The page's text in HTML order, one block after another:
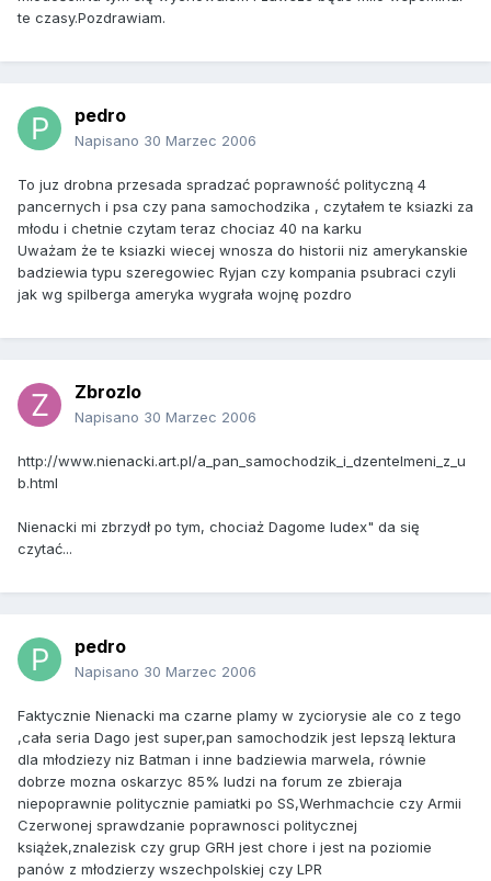
te czasy.Pozdrawiam.
pedro
Napisano 30 Marzec 2006
To juz drobna przesada spradzać poprawność polityczną 4
pancernych i psa czy pana samochodzika , czytałem te ksiazki za
młodu i chetnie czytam teraz chociaz 40 na karku
Uważam że te ksiazki wiecej wnosza do historii niz amerykanskie
badziewia typu szeregowiec Ryjan czy kompania psubraci czyli
jak wg spilberga ameryka wygrała wojnę pozdro
Zbrozlo
Napisano 30 Marzec 2006
http://www.nienacki.art.pl/a_pan_samochodzik_i_dzentelmeni_z_u
b.html
Nienacki mi zbrzydł po tym, chociaż Dagome Iudex" da się
czytać...
pedro
Napisano 30 Marzec 2006
Faktycznie Nienacki ma czarne plamy w zyciorysie ale co z tego
,cała seria Dago jest super,pan samochodzik jest lepszą lektura
dla młodziezy niz Batman i inne badziewia marwela, równie
dobrze mozna oskarzyc 85% ludzi na forum ze zbieraja
niepoprawnie politycznie pamiatki po SS,Werhmachcie czy Armii
Czerwonej sprawdzanie poprawnosci politycznej
książek,znalezisk czy grup GRH jest chore i jest na poziomie
panów z młodzierzy wszechpolskiej czy LPR